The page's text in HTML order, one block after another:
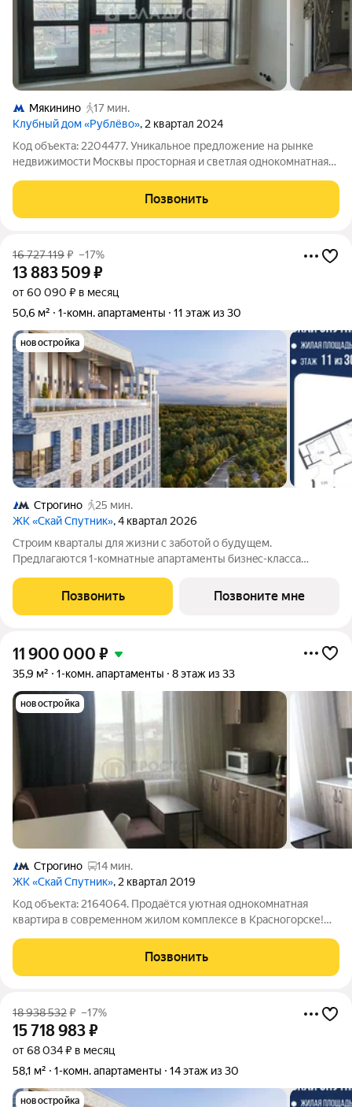
Мякинино
17 мин.
Клубный дом «Рублёво», 2 квартал 2024
Код объекта: 2204477. Уникальное предложение на рынке
недвижимости Москвы просторная и светлая однокомнатная
четвёртом этаже десятиэтажного монолитного дома. Общая
площадь квартиры составляет
Позвонить
16 727 119₽ –17%
13 883 509₽
от 60 090 ₽ в месяц
50,6 м²
1-комн. апартаменты 11 этаж из 30
новостройка
Строгино
25 мин.
ЖК «Скай Спутник», 4 квартал 2026
Стрoим квapтaлы для жизни c заботой о будущем.
Пpедлaгаются 1-комнaтные апартаменты бизнec-клaccа
этaжe, в жилом комплексе «Cкай Спутник».Пропискa нe
предуcмотрeна в pамкax юpидичеcкoго статуca
Позвонить Позвоните мне
11 900 000 ₽
35,9 м² 1-комн. апартаменты 8 этаж из 33
новостройка
Строгино
14 мин.
ЖК «Скай Спутник», 2 квартал 2019
Код объекта: 2164064. Продаётся уютная однокомнатная
квартира в современном жилом комплексе в Красногорске!
общей площадью 35,9 кв. Полностью укомплектована.
Выполнен качественный ремонт, который
Позвонить
18 938 532₽ –17%
15 718 983₽
от 68 034 ₽ в месяц
58,1 м²
1-комн. апартаменты 14 этаж из 30
новостройка